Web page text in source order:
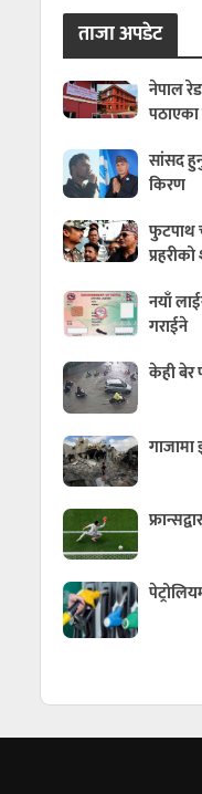
ताजा अपडेट
नेपाल
सांसद
किरण
फुटपाथ
नयाँ
गराईने
केही बेर